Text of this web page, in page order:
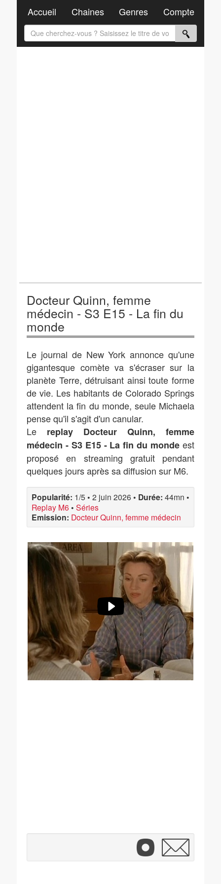
Docteur Quinn, femme
médecin - S3 E15 - La fin du
monde
Le journal de New York annonce qu'une
gigantesque comète va s'écraser sur la
planète Terre, détruisant ainsi toute forme
de vie. Les habitants de Colorado Springs
attendent la fin du monde, seule Michaela
pense qu'il s'agit d'un canular.
Le replay Docteur Quinn, femme
médecin - S3 E15 - La fin du monde est
proposé en streaming gratuit pendant
quelques jours après sa diffusion sur M6.
Popularité: 1/5 • 2 juin 2026 • Durée: 44mn •
Replay M6 • Séries
Emission: Docteur Quinn, femme médecin
Accueil Chaines Genres Compte